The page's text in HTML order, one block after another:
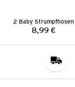
2 Baby Strumpfhosen
Preis:
8,99 €